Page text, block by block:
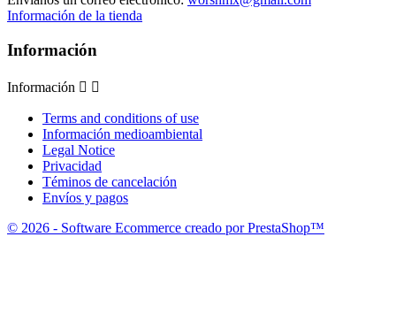
Información de la tienda
Información
Información  
Terms and conditions of use
Información medioambiental
Legal Notice
Privacidad
Téminos de cancelación
Envíos y pagos
© 2026 - Software Ecommerce creado por PrestaShop™